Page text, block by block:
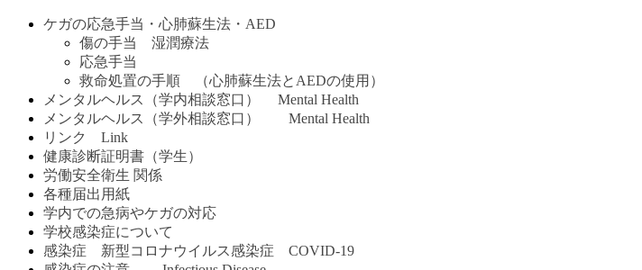
ケガの応急手当・心肺蘇生法・AED
傷の手当 湿潤療法
応急手当
救命処置の手順 （心肺蘇生法とAEDの使用）
メンタルヘルス（学内相談窓口） Mental Health
メンタルヘルス（学外相談窓口） Mental Health
リンク Link
健康診断証明書（学生）
労働安全衛生 関係
各種届出用紙
学内での急病やケガの対応
学校感染症について
感染症 新型コロナウイルス感染症 COVID-19